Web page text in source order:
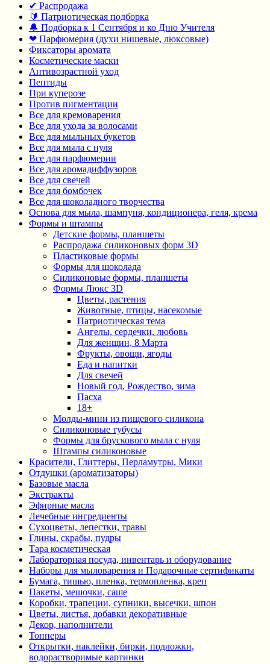
✔ Распродажа
🔰 Патриотическая подборка
🔔 Подборка к 1 Сентября и ко Дню Учителя
❤ Парфюмерия (духи нишевые, люксовые)
Фиксаторы аромата
Косметические маски
Антивозрастной уход
Пептиды
При куперозе
Против пигментации
Все для кремоварения
Все для ухода за волосами
Все для мыльных букетов
Все для мыла с нуля
Все для парфюмерии
Все для аромадиффузоров
Все для свечей
Все для бомбочек
Все для шоколадного творчества
Основа для мыла, шампуня, кондиционера, геля, крема
Формы и штампы
Детские формы, планшеты
Распродажа силиконовых форм 3D
Пластиковые формы
Формы для шоколада
Силиконовые формы, планшеты
Формы Люкс 3D
Цветы, растения
Животные, птицы, насекомые
Патриотическая тема
Ангелы, сердечки, любовь
Для женщин, 8 Марта
Фрукты, овощи, ягоды
Еда и напитки
Для свечей
Новый год, Рождество, зима
Пасха
18+
Молды-мини из пищевого силикона
Силиконовые тубусы
Формы для брускового мыла с нуля
Штампы силиконовые
Красители, Глиттеры, Перламутры, Мики
Отдушки (ароматизаторы)
Базовые масла
Экстракты
Эфирные масла
Лечебные ингредиенты
Сухоцветы, лепестки, травы
Глины, скрабы, пудры
Тара косметическая
Лабораторная посуда, инвентарь и оборудование
Наборы для мыловарения и Подарочные сертификаты
Бумага, тишью, пленка, термопленка, креп
Пакеты, мешочки, саше
Коробки, трапеции, супники, высечки, шпон
Цветы, листья, добавки декоративные
Декор, наполнители
Топперы
Открытки, наклейки, бирки, подложки,
водорастворимые картинки